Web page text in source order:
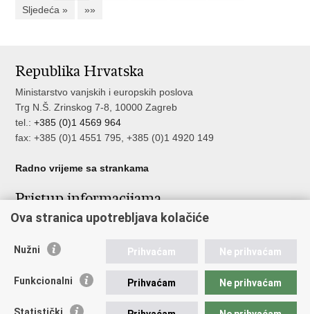
Sljedeća »
»»
Republika Hrvatska
Ministarstvo vanjskih i europskih poslova
Trg N.Š. Zrinskog 7-8, 10000 Zagreb
tel.:+385 (0)1 4569 964
fax: +385 (0)1 4551 795, +385 (0)1 4920 149
Radno vrijeme sa strankama
Pristup informacijama
Pristup informacijama
Nepravilnosti
Ova stranica upotrebljava kolačiće
Nužni Prihvaćam Ne prihvaćam
Funkcionalni Prihvaćam Ne prihvaćam